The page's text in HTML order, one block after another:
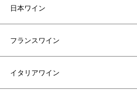
日本ワイン
フランスワイン
イタリアワイン